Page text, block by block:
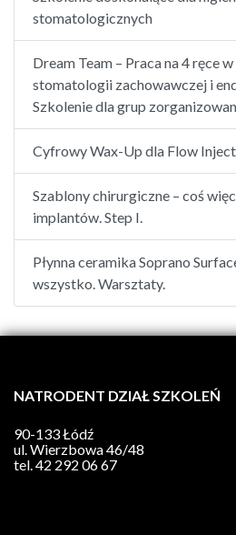
stomatologicznych
Dream Team – Praca na 4 ręce
stomatologii zachowawczej i
Szkolenie dla grup
Cyfrowy Wax-Up dla Flow
Szablony chirurgiczne – coś
implantów. Step I.
Płynna ceramika Soprano
wszystko. Warsztaty.
NATRODENT DZIAŁ SZKOLEŃ
90-133 Łódź
ul. Wierzbowa 46/48
tel.42 292 06 67